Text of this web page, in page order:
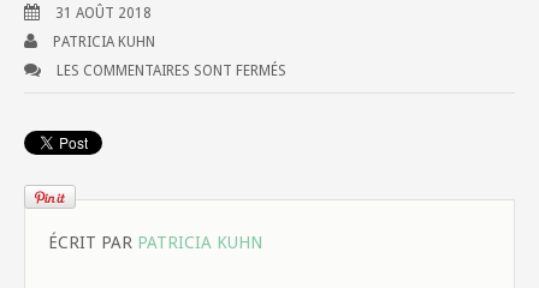
31 AOÛT 2018
PATRICIA KUHN
LES COMMENTAIRES SONT FERMÉS
ÉCRIT PAR PATRICIA KUHN